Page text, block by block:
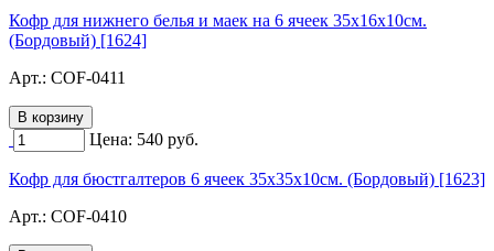
Кофр для нижнего белья и маек на 6 ячеек 35х16х10см.
(Бордовый) [1624]
Арт.: COF-0411
Цена: 540 руб.
Кофр для бюстгалтеров 6 ячеек 35х35х10см. (Бордовый) [1623]
Арт.: COF-0410